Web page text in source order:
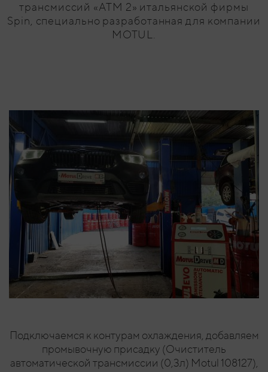
трансмиссий «ATM 2» итальянской фирмы
Spin, специально разработанная для компании
MOTUL.
Подключаемся к контурам охлаждения, добавляем
промывочную присадку (Очиститель
автоматической трансмиссии (0,3л) Motul 108127),